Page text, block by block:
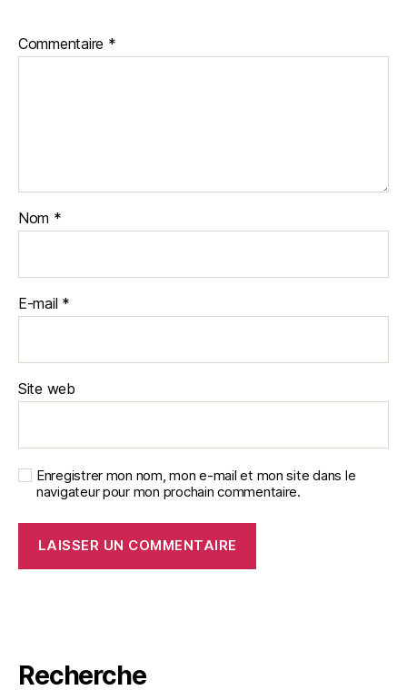
Commentaire *
Nom *
E-mail *
Site web
Enregistrer mon nom, mon e-mail et mon site dans le
navigateur pour mon prochain commentaire.
Recherche